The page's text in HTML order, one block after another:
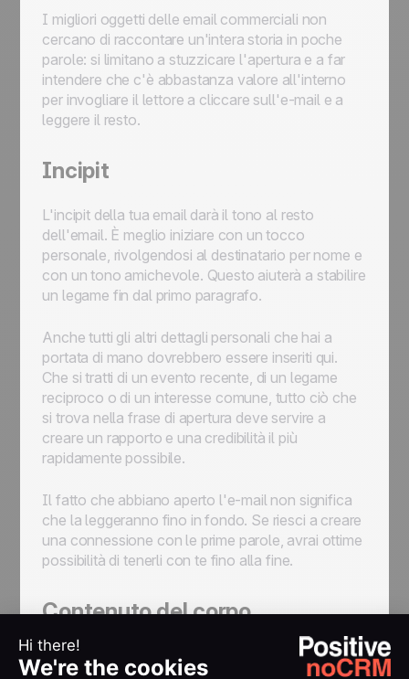
I migliori oggetti delle email commerciali non
cercano di raccontare un'intera storia in poche
parole: si limitano a stuzzicare l'apertura e a far
intendere che c'è abbastanza valore all'interno
per invogliare il lettore a cliccare sull'e-mail e a
leggere il resto.
Incipit
L'incipit della tua email darà il tono al resto
dell'email. È meglio iniziare con un tocco
personale, rivolgendosi al destinatario per nome e
con un tono amichevole. Questo aiuterà a stabilire
un legame fin dal primo paragrafo.
Anche tutti gli altri dettagli personali che hai a
portata di mano dovrebbero essere inseriti qui.
Che si tratti di un evento recente, di un legame
reciproco o di un interesse comune, tutto ciò che
si trova nella frase di apertura deve servire a
creare un rapporto e una credibilità il più
rapidamente possibile.
Il fatto che abbiano aperto l'e-mail non significa
che la leggeranno fino in fondo. Se riesci a creare
una connessione con le prime parole, avrai ottime
possibilità di tenerli con te fino alla fine.
Contenuto del corpo
È qui che dovrebbe entrare in gioco la parte più
importante del tuo messaggio di vendita. Il corpo